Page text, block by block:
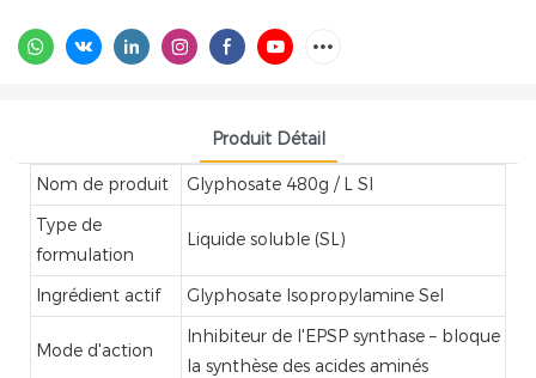
Produit Détail
Nom de produit
Glyphosate 480g / L Sl
Type de
formulation
Liquide soluble (SL)
Ingrédient actif Glyphosate Isopropylamine Sel
Mode d'action
Inhibiteur de l'EPSP synthase – bloque
la synthèse des acides aminés